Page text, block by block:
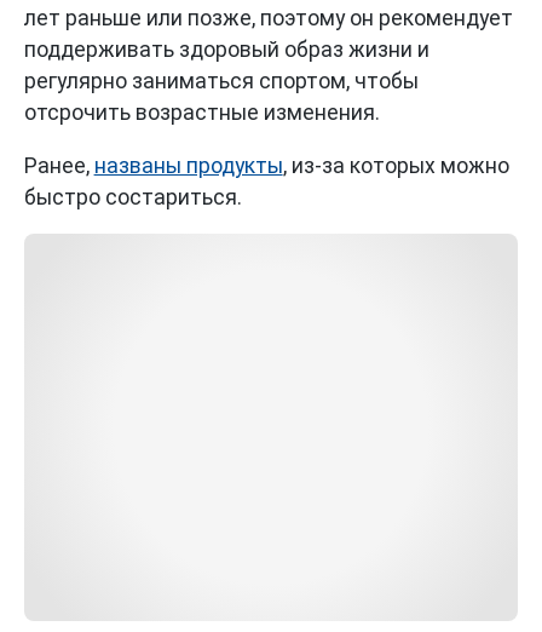
лет раньше или позже, поэтому он рекомендует
поддерживать здоровый образ жизни и
регулярно заниматься спортом, чтобы
отсрочить возрастные изменения.
Ранее, названы продукты, из-за которых можно
быстро состариться.